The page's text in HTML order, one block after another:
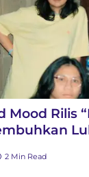
Mood Rilis
2 Min Read